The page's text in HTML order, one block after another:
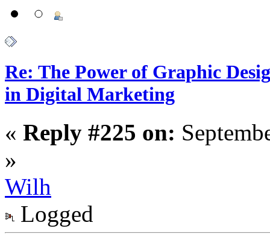
Re: The Power of Graphic
in Digital Marketing
« Reply #225 on:
»
Wilh
Logged